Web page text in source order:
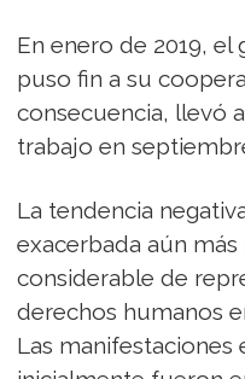
En enero de 2019,
puso fin a su
consecuencia, llevó
trabajo en
La tendencia
exacerbada aún
considerable de
derechos humanos
Las manifestaciones